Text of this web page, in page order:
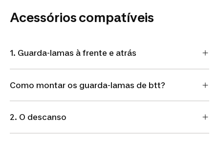
Acessórios compatíveis
1. Guarda-lamas à frente e atrás
Como montar os guarda-lamas de btt?
2. O descanso